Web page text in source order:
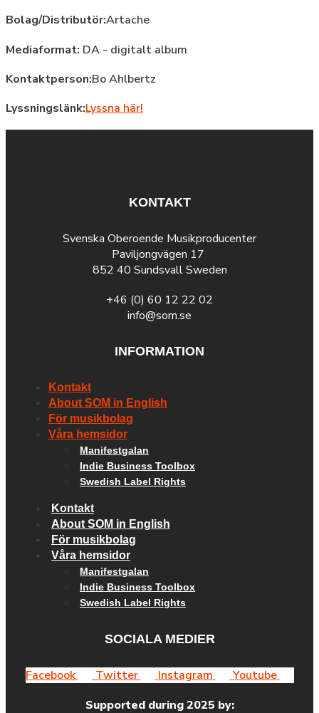
Bolag/Distributör:Artache
Mediaformat: DA - digitalt album
Kontaktperson:Bo Ahlbertz
Lyssningslänk:Lyssna här!
KONTAKT
Svenska Oberoende Musikproducenter
Paviljongvägen 17
852 40 Sundsvall Sweden
+46 (0) 60 12 22 02
info@som.se
INFORMATION
Kontakt
About SOM in English
För musikbolag
Våra hemsidor
Manifestgalan
Indie Business Toolbox
Swedish Label Rights
Kontakt
About SOM in English
För musikbolag
Våra hemsidor
Manifestgalan
Indie Business Toolbox
Swedish Label Rights
SOCIALA MEDIER
Facebook Twitter Instagram
Youtube
Supported during 2025 by: